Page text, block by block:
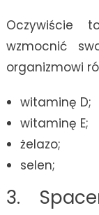
Oczywiście
wzmocnić
organizmowi
witaminę D;
witaminę E;
żelazo;
selen;
3.